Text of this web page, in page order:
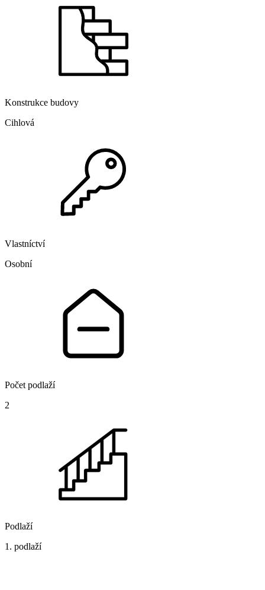
Konstrukce budovy
Cihlová
Vlastníctví
Osobní
Počet podlaží
2
Podlaží
1. podlaží